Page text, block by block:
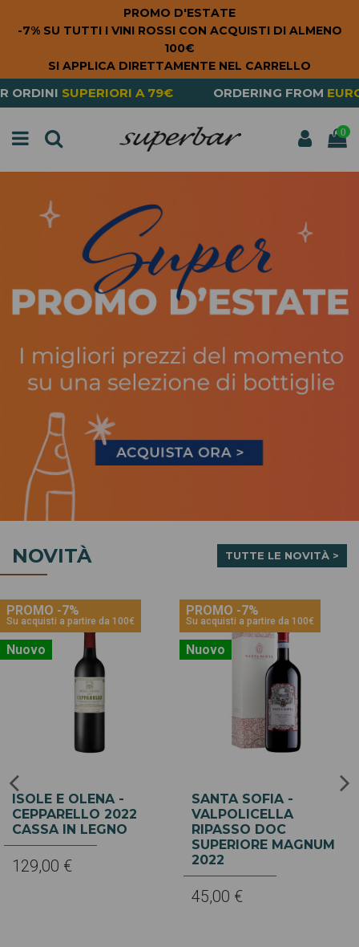
PROMO D'ESTATE
-7% SU TUTTI I VINI ROSSI CON ACQUISTI DI ALMENO
100€
SI APPLICA DIRETTAMENTE NEL CARRELLO
ORDERING FROMEUROPE? THE SHIPPING ISFREE FOR
0
NOVITÀ TUTTE LE NOVITÀ >
Nuovo
CARLO GIACOSA -
BARBARESCO OVELLO
43,90 €
PROMO -7%
Su acquisti a partire da 100€
Nuovo
CARLO GIACOSA -
BARBARESCO ASILI
78,00 €
PROMO -7%
Su acquisti a partire da 100€